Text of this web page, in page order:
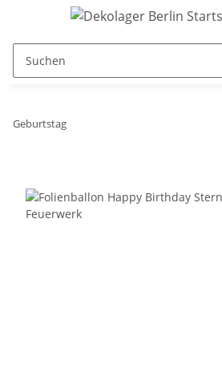
Geburtstag